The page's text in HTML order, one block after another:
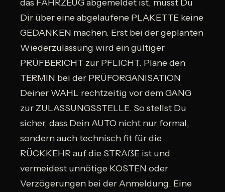
das FAHRZEUG abgemeldet ist, musst Du
Dir über eine abgelaufene PLAKETTE keine
GEDANKEN machen. Erst bei der geplanten
Wiederzulassung wird ein gültiger
PRÜFBERICHT zur PFLICHT. Plane den
TERMIN bei der PRÜFORGANISATION
Deiner WAHL rechtzeitig vor dem GANG
zur ZULASSUNGSSTELLE. So stellst Du
sicher, dass Dein AUTO nicht nur formal,
sondern auch technisch fit für die
RÜCKKEHR auf die STRAẞE ist und
vermeidest unnötige KOSTEN oder
Verzögerungen bei der Anmeldung. Eine